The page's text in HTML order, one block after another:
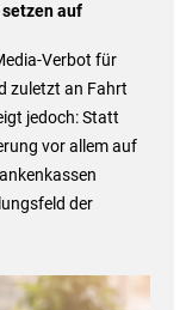
auf
Verbot für
zuletzt an Fahrt
jedoch: Statt
vor allem auf
der